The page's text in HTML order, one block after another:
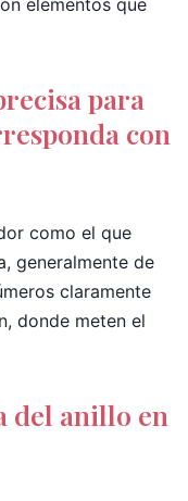
para
con
como el que
generalmente de
claramente
donde meten el
del anillo en